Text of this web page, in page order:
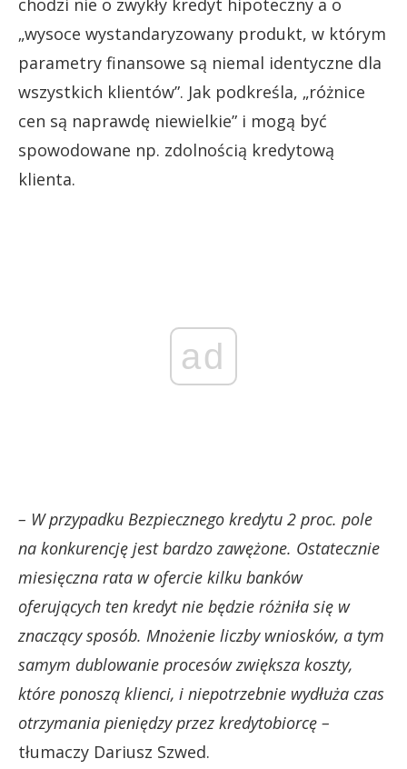
„wysoce wystandaryzowany produkt, w którym
parametry finansowe są niemal identyczne dla
wszystkich klientów”. Jak podkreśla, „różnice
cen są naprawdę niewielkie” i mogą być
spowodowane np. zdolnością kredytową
klienta.
ad
– W przypadku Bezpiecznego kredytu 2 proc. pole
na konkurencję jest bardzo zawężone. Ostatecznie
miesięczna rata w ofercie kilku banków
oferujących ten kredyt nie będzie różniła się w
znaczący sposób. Mnożenie liczby wniosków, a tym
samym dublowanie procesów zwiększa koszty,
które ponoszą klienci, i niepotrzebnie wydłuża czas
otrzymania pieniędzy przez kredytobiorcę –
tłumaczy Dariusz Szwed.